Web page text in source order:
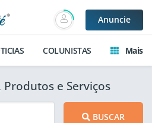
Anuncie
COLUNISTAS Mais
Produtos e Serviços
BUSCAR